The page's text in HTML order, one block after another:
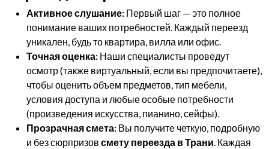
Активное слушание: Первый шаг — это полное
понимание ваших потребностей. Каждый переезд
уникален, будь то квартира, вилла или офис.
Точная оценка: Наши специалисты проведут
осмотр (также виртуальный, если вы предпочитаете),
чтобы оценить объем предметов, тип мебели,
условия доступа и любые особые потребности
(произведения искусства, пианино, сейфы).
Прозрачная смета: Вы получите четкую, подробную
и без сюрпризов смету переезда в Трани. Каждая